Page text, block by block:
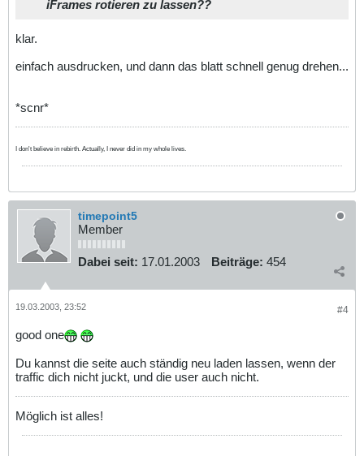
iFrames rotieren zu lassen??
klar.
einfach ausdrucken, und dann das blatt schnell genug drehen...
*scnr*
I don't believe in rebirth. Actually, I never did in my whole lives.
timepoint5
Member
Dabei seit: 17.01.2003 Beiträge: 454
#4
19.03.2003, 23:52
good one
Du kannst die seite auch ständig neu laden lassen, wenn der
traffic dich nicht juckt, und die user auch nicht.
Möglich ist alles!